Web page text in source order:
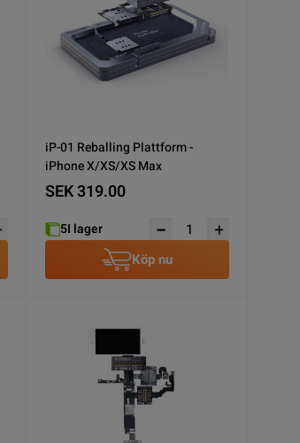
iP-01 Reballing Plattform -
iPhone X/XS/XS Max
SEK 319.00
5I lager
Köp nu